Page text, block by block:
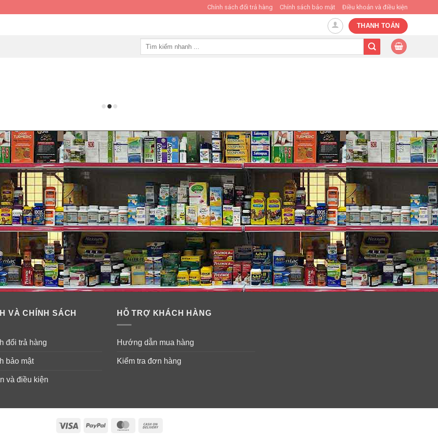
Chính sách đổi trả hàng Chính sách bảo mật Điều khoản và điều kiện
THANH TOÁN
VÀ CHÍNH SÁCH
đổi trả hàng
bảo mật
và điều kiện
HỖ TRỢ KHÁCH HÀNG
Hướng dẫn mua hàng
Kiểm tra đơn hàng
Visa PayPal MasterCard